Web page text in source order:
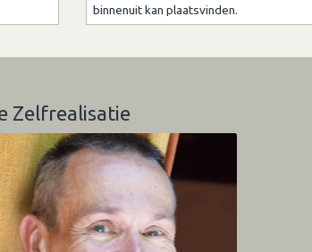
binnenuit kan plaatsvinden.
Zelfrealisatie